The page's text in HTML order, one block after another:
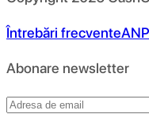
Întrebări frecvente
Abonare newsletter